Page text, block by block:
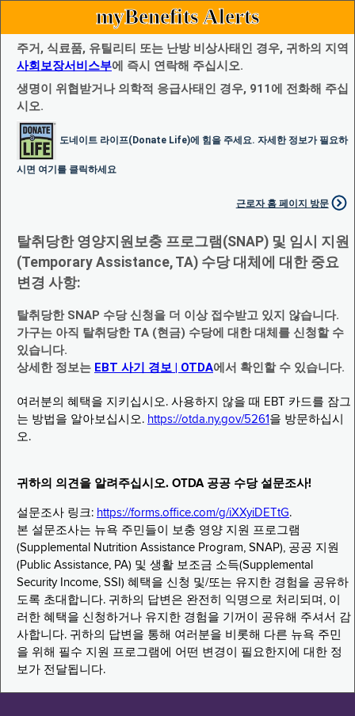
myBenefits Alerts
주거, 식료품, 유틸리티 또는 난방 비상사태인 경우, 귀하의 지역
사회보장서비스부에 즉시 연락해 주십시오.
생명이 위협받거나 의학적 응급사태인 경우, 911에 전화해 주십
시오.
도네이트 라이프(Donate Life)에 힘을 주세요. 자세한 정보가 필요하
시면 여기를 클릭하세요
근로자 홈 페이지 방문
탈취당한 영양지원보충 프로그램(SNAP) 및 임시 지원
(Temporary Assistance, TA) 수당 대체에 대한 중요
변경 사항:
탈취당한 SNAP 수당 신청을 더 이상 접수받고 있지 않습니다.
가구는 아직 탈취당한 TA (현금) 수당에 대한 대체를 신청할 수
있습니다.
상세한 정보는 EBT 사기 경보 | OTDA에서 확인할 수 있습니다.
여러분의 혜택을 지키십시오. 사용하지 않을 때 EBT 카드를 잠그
는 방법을 알아보십시오. https://otda.ny.gov/5261 을 방문하십시
오.
귀하의 의견을 알려주십시오. OTDA 공공 수당 설문조사!
설문조사 링크: https://forms.office.com/g/iXXyiDETtG.
본 설문조사는 뉴욕 주민들이 보충 영양 지원 프로그램
(Supplemental Nutrition Assistance Program, SNAP), 공공 지원
(Public Assistance, PA) 및 생활 보조금 소득(Supplemental
Security Income, SSI) 혜택을 신청 및/또는 유지한 경험을 공유하
도록 초대합니다. 귀하의 답변은 완전히 익명으로 처리되며, 이
러한 혜택을 신청하거나 유지한 경험을 기꺼이 공유해 주셔서 감
사합니다. 귀하의 답변을 통해 여러분을 비롯해 다른 뉴욕 주민
을 위해 필수 지원 프로그램에 어떤 변경이 필요한지에 대한 정
보가 전달됩니다.